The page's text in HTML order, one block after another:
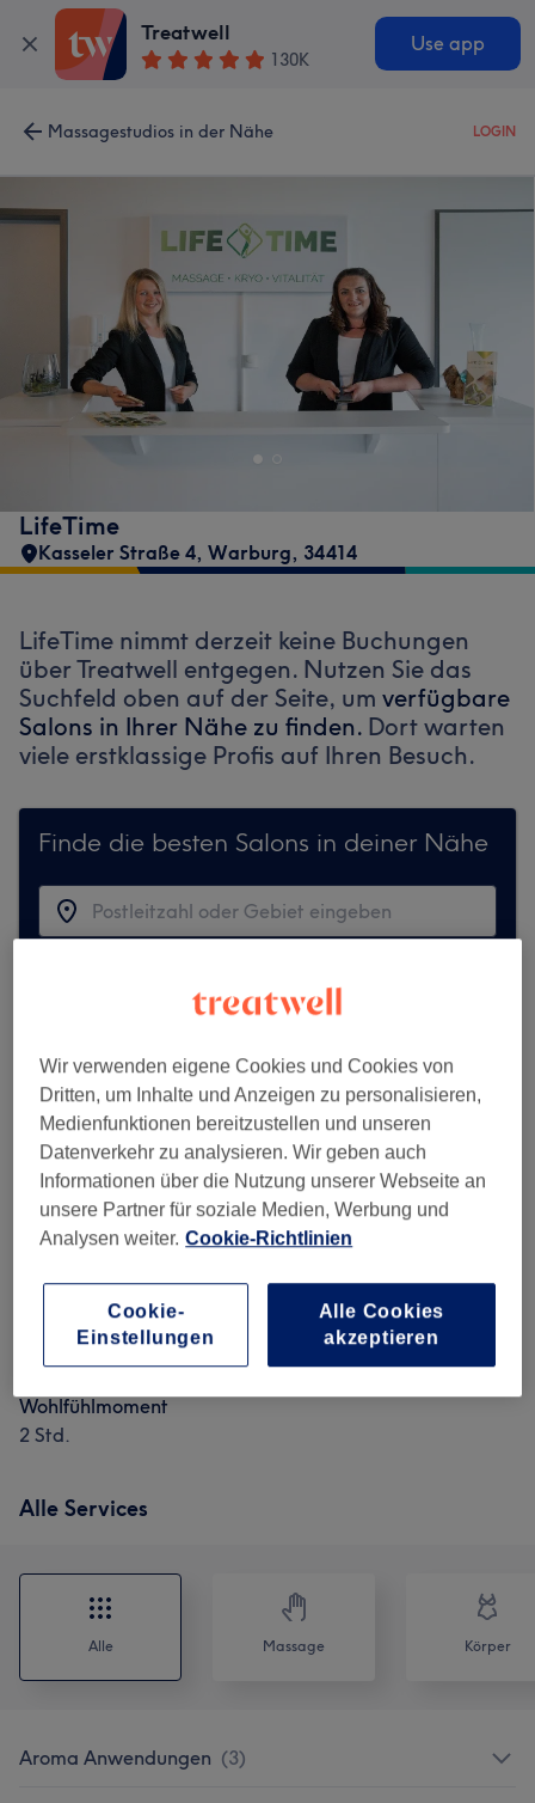
Treatwell
130K
Use app
Massagestudios in der Nähe LOGIN
LifeTime
Kasseler Straße 4, Warburg, 34414
LifeTime nimmt derzeit keine Buchungen
über Treatwell entgegen. Nutzen Sie das
Suchfeld oben auf der Seite, um verfügbare
Salons in Ihrer Nähe zu finden. Dort warten
viele erstklassige Profis auf Ihren Besuch.
Finde die besten Salons in deiner Nähe
Beliebte Services
Gleitwellenmassage mit dem Venen Engel 12 Premium
30 Min.
AromaTouch Anwendung
50 Min.
30 Min.
Wet Table
1 Std.
Wohlfühlmoment
2 Std.
Alle Services
Alle Massage Körper
Aroma Anwendungen (3)
Wir verwenden eigene Cookies und Cookies von
Dritten, um Inhalte und Anzeigen zu personalisieren,
Medienfunktionen bereitzustellen und unseren
Datenverkehr zu analysieren. Wir geben auch
Informationen über die Nutzung unserer Webseite an
unsere Partner für soziale Medien, Werbung und
Analysen weiter. Cookie-Richtlinien
Cookie-
Einstellungen
Alle Cookies
akzeptieren